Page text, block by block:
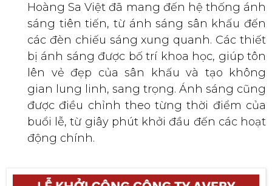
Hoàng Sa Việt đã mang đến hệ thống ánh
sáng tiên tiến, từ ánh sáng sân khấu đến
các đèn chiếu sáng xung quanh. Các thiết
bị ánh sáng được bố trí khoa học, giúp tôn
lên vẻ đẹp của sân khấu và tạo không
gian lung linh, sang trọng. Ánh sáng cũng
được điều chỉnh theo từng thời điểm của
buổi lễ, từ giây phút khởi đầu đến các hoạt
động chính.